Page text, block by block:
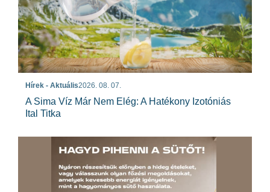
Hírek - Aktuális2026. 08. 07.
A Sima Víz Már Nem Elég: A Hatékony Izotóniás
Ital Titka